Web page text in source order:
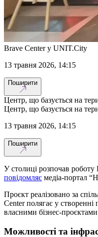
Brave Center у UNIT.City
13 травня 2026, 14:15
Поширити
Центр, що базується на
Центр, що базується на
13 травня 2026, 14:15
Поширити
У столиці розпочав роботу
повідомляє медіа-портал
Проєкт реалізовано за
Center полягає у
власними бізнес-
Можливості та